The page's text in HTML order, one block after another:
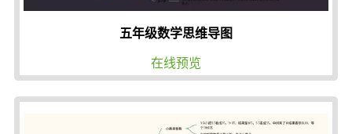
五年级数学思维导图
在线预览